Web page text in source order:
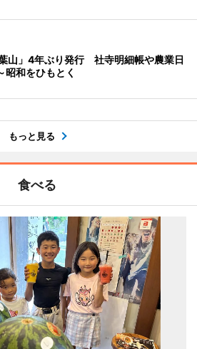
葉山」4年ぶり発行 社寺明細帳や農業日
昭和をひもとく
もっと見る
食べる